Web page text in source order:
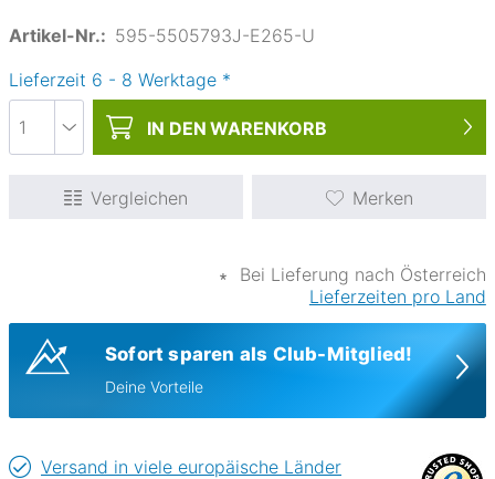
Artikel-Nr.: 595-5505793J-E265-U
Lieferzeit 6 - 8 Werktage *
IN DEN WARENKORB
Vergleichen Merken
∗
Bei Lieferung nach Österreich
Lieferzeiten pro Land
Sofort sparen als Club-Mitglied!
Deine Vorteile
Versand in viele europäische Länder